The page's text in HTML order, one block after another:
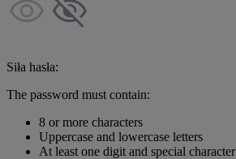
Siła hasła:
The password must contain:
8 or more characters
Uppercase and lowercase letters
At least one digit and special character